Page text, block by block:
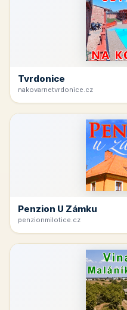
Tvrdonice
nakovarnetvrdonice.cz
Penzion U Zámku
penzionmilotice.cz